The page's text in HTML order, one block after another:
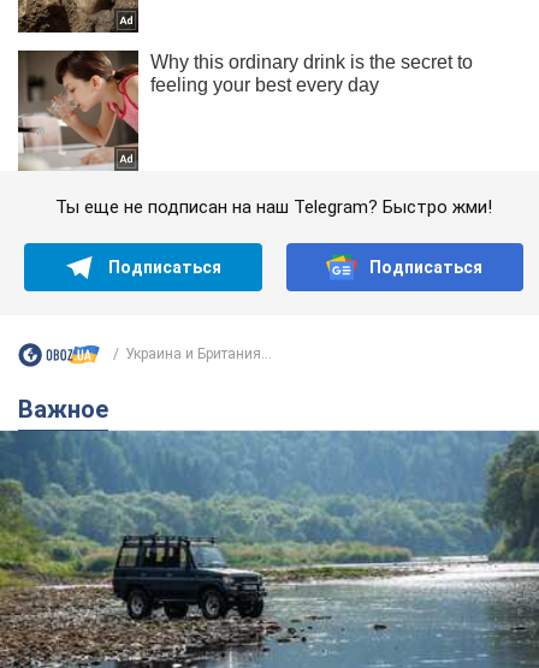
Ты еще не подписан на наш Telegram? Быстро жми!
Подписаться Подписаться
Украина и Британия...
Важное